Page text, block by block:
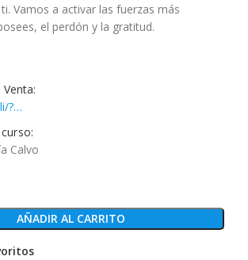
Vamos a activar las fuerzas más
el perdón y la gratitud.
Venta:
?
offers/Xqvv5Thv/checkout
Calvo
AÑADIR AL CARRITO